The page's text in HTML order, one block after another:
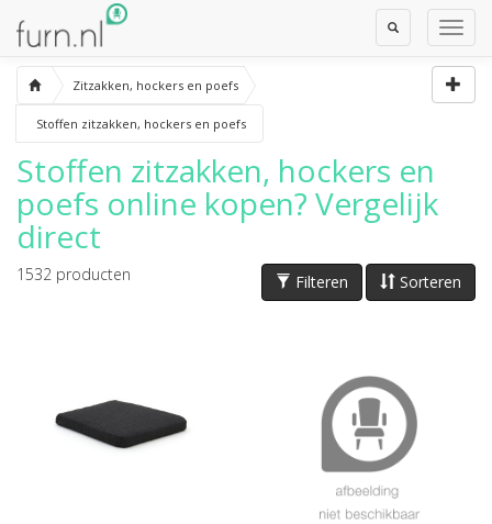
Toggle
Search
Zitzakken, hockers en poefs
Stoffen zitzakken, hockers en poefs
Stoffen zitzakken, hockers en
poefs online kopen? Vergelijk
direct
Sorteren
Filteren
1532 producten